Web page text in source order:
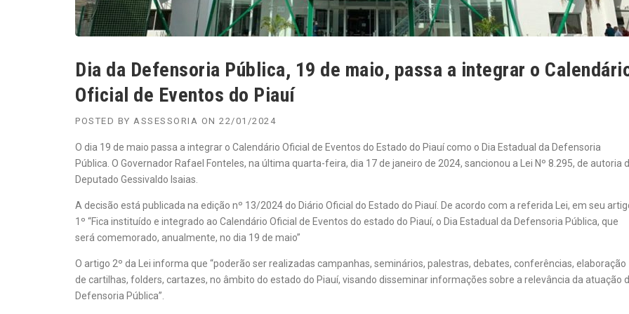
Dia da Defensoria Pública, 19 de maio, passa a integrar o
Oficial de Eventos do Piauí
POSTED BY ASSESSORIA ON 22/01/2024
O dia 19 de maio passa a integrar o Calendário Oficial de Eventos do Estado do Piauí como o Dia Estadual da Defensoria
Pública. O Governador Rafael Fonteles, na última quarta-feira, dia 17 de janeiro de 2024, sancionou a Lei Nº 8.295, de autoria
Deputado Gessivaldo Isaias.
A decisão está publicada na edição nº 13/2024 do Diário Oficial do Estado do Piauí. De acordo com a referida Lei, em seu
1º “Fica instituído e integrado ao Calendário Oficial de Eventos do estado do Piauí, o Dia Estadual da Defensoria Pública, que
será comemorado, anualmente, no dia 19 de maio”
O artigo 2º da Lei informa que “poderão ser realizadas campanhas, seminários, palestras, debates, conferências, elaboração
de cartilhas, folders, cartazes, no âmbito do estado do Piauí, visando disseminar informações sobre a relevância da atuação
Defensoria Pública”.